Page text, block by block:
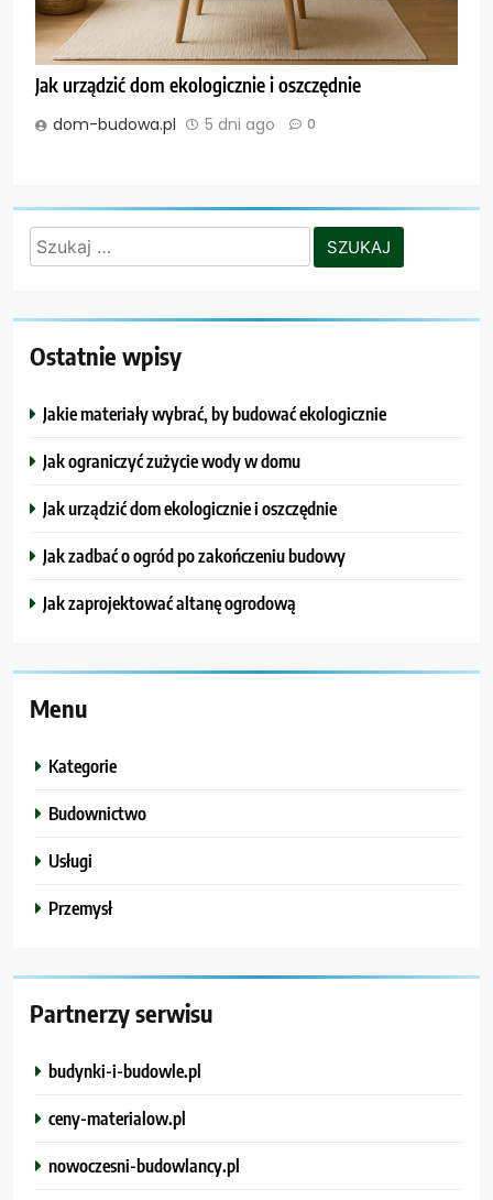
Jak urządzić dom ekologicznie i oszczędnie
dom-budowa.pl 5 dni ago 0
Szukaj:
Ostatnie wpisy
Jakie materiały wybrać, by budować ekologicznie
Jak ograniczyć zużycie wody w domu
Jak urządzić dom ekologicznie i oszczędnie
Jak zadbać o ogród po zakończeniu budowy
Jak zaprojektować altanę ogrodową
Menu
Kategorie
Budownictwo
Usługi
Przemysł
Partnerzy serwisu
budynki-i-budowle.pl
ceny-materialow.pl
nowoczesni-budowlancy.pl